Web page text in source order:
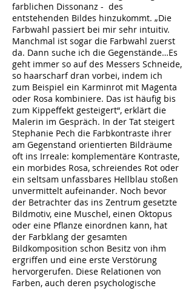
farblichen Dissonanz - des
entstehenden Bildes hinzukommt. „Die
Farbwahl passiert bei mir sehr intuitiv.
Manchmal ist sogar die Farbwahl zuerst
da. Dann suche ich die Gegenstände…Es
geht immer so auf des Messers Schneide,
so haarscharf dran vorbei, indem ich
zum Beispiel ein Karminrot mit Magenta
oder Rosa kombiniere. Das ist häufig bis
zum Kippeffekt gesteigert“, erklärt die
Malerin im Gespräch. In der Tat steigert
Stephanie Pech die Farbkontraste ihrer
am Gegenstand orientierten Bildräume
oft ins Irreale: komplementäre Kontraste,
ein morbides Rosa, schreiendes Rot oder
ein seltsam unfassbares Hellblau stoßen
unvermittelt aufeinander. Noch bevor
der Betrachter das ins Zentrum gesetzte
Bildmotiv, eine Muschel, einen Oktopus
oder eine Pflanze einordnen kann, hat
der Farbklang der gesamten
Bildkomposition schon Besitz von ihm
ergriffen und eine erste Verstörung
hervorgerufen. Diese Relationen von
Farben, auch deren psychologische